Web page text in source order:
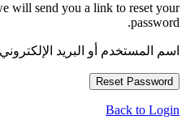
will send you a link to reset your
password.
اسم المستخدم أو البريد الإلكتروني
Back to Login